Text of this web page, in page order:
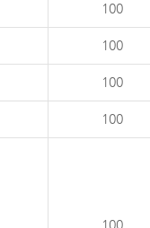
100
100
100
100
100